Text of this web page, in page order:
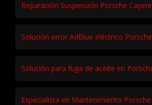
Reparación Suspensión Porsche
Solución error AdBlue eléctrico
Solución para fuga de aceite en
Especialista en Mantenimiento